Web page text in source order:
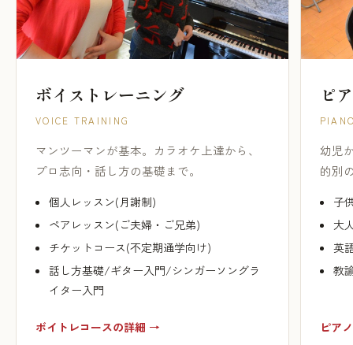
ボイストレーニング
VOICE TRAINING
マンツーマンが基本。カラオケ上達から、
プロ志向・話し方の基礎まで。
個人レッスン(月謝制)
ペアレッスン(ご夫婦・ご兄弟)
チケットコース(不定期通学向け)
話し方基礎/ギター入門/シンガーソングラ
イター入門
ボイトレコースの詳細 →
ピ
幼児
的別
子
大
英
教
ピア